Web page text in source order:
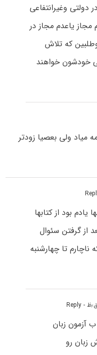
دولتی وغیرانتفاعی
یاعدم مجاز در
که تلاش
خودشون خواهند
پاسخنامه میاد ولی بعصیا زودتر
بود از کتابها
از گرفتن سئوال
تا چهارشنبه
- Reply
آزمون زبان
زبان رو